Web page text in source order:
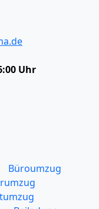
Uhr
Büroumzug